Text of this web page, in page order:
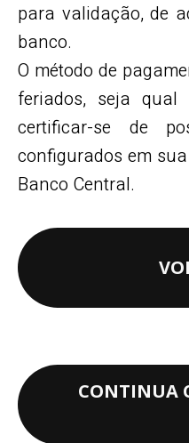
para validação, de
banco.
O método de
feriados, seja
certificar-se de
configurados em
Banco Central.
CONTINUA